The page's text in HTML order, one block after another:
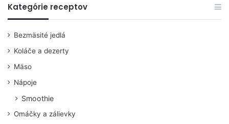
Kategórie receptov
Bezmäsité jedlá
Koláče a dezerty
Mäso
Nápoje
Smoothie
Omáčky a zálievky